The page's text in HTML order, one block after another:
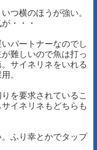
つ横のほうが強い。
・・・
パートナーなのでし
難しいので魚は打っ
サイネリネをいれる
。
を要求されているこ
イネリネもどちらも
ふり幸とかでタップ